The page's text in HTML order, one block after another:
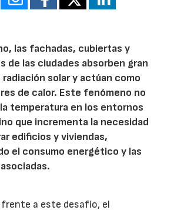
las fachadas, cubiertas y
de las ciudades absorben gran
radiación solar y actúan como
de calor. Este fenómeno no
temperatura en los entornos
que incrementa la necesidad
edificios y viviendas,
el consumo energético y las
frente a este desafío, el